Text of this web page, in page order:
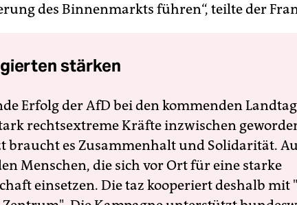
des Binnenmarkts führen“, teilte der
stärken
Erfolg der AfD bei den kommenden
rechtsextreme Kräfte inzwischen
braucht es Zusammenhalt und Solidarität.
Menschen, die sich vor Ort für eine starke
einsetzen. Die taz kooperiert deshalb mit